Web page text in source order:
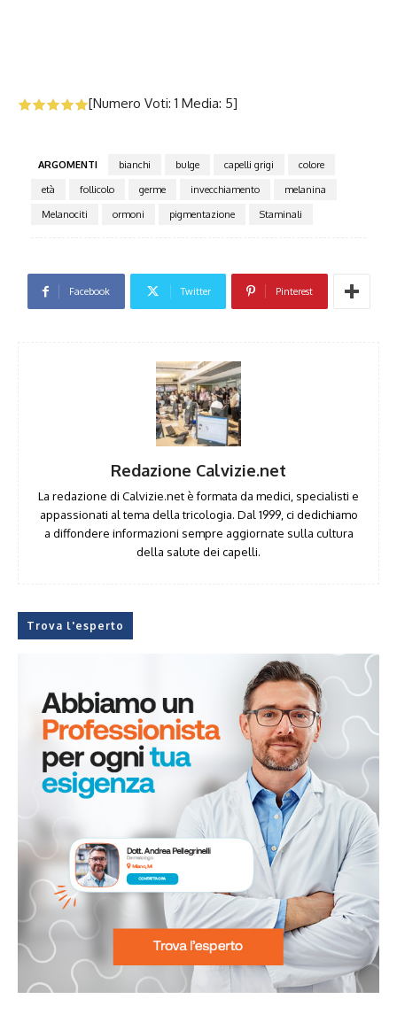
[Numero Voti: 1 Media: 5]
ARGOMENTI bianchi bulge capelli grigi
colore
età
follicolo germe invecchiamento
melanina
Melanociti
ormoni pigmentazione Staminali
Facebook Twitter Pinterest
Redazione Calvizie.net
La redazione di Calvizie.net è formata da medici, specialisti e
appassionati al tema della tricologia. Dal 1999, ci dedichiamo
a diffondere informazioni sempre aggiornate sulla cultura
della salute dei capelli.
Trova l'esperto